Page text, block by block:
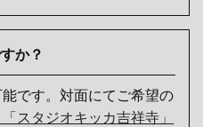
か？
です。対面にてご希望の
スタジオキッカ吉祥寺」